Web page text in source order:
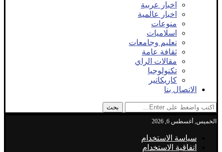
اخبار عربية
اخبار عالمية
منوعات
اسلاميات
تعليم وجامعات
ثقافة عامة
مقالات الراي
تكنولوجيا
كاريكاتير
الاتصال بنا
بحث
الخميس, أغسطس 6, 2026
سياسة الاستخدام
اتفاقية الاستخدام